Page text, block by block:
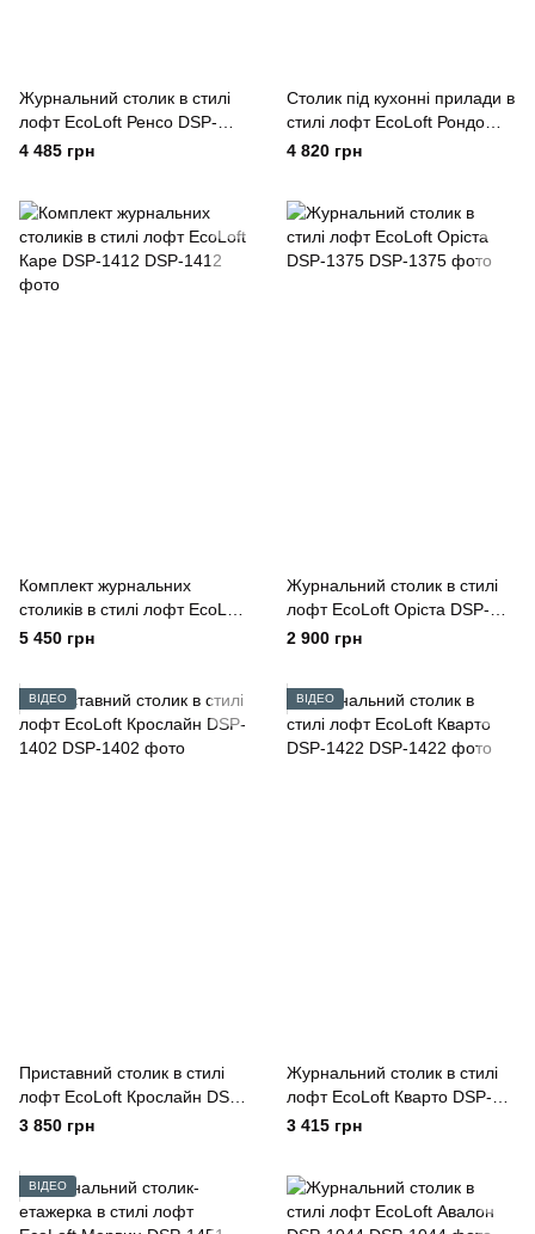
Журнальний столик в стилі
лофт EcoLoft Ренсо DSP-
1435
4 485 грн
Столик під кухонні прилади в
стилі лофт EcoLoft Рондо
DSP-1228
4 820 грн
Комплект журнальних
столиків в стилі лофт EcoLoft
Каре DSP-1412
5 450 грн
Журнальний столик в стилі
лофт EcoLoft Оріста DSP-
1375
2 900 грн
ВІДЕО
Приставний столик в стилі
лофт EcoLoft Крослайн DSP-
1402
3 850 грн
ВІДЕО
Журнальний столик в стилі
лофт EcoLoft Кварто DSP-
1422
3 415 грн
ВІДЕО